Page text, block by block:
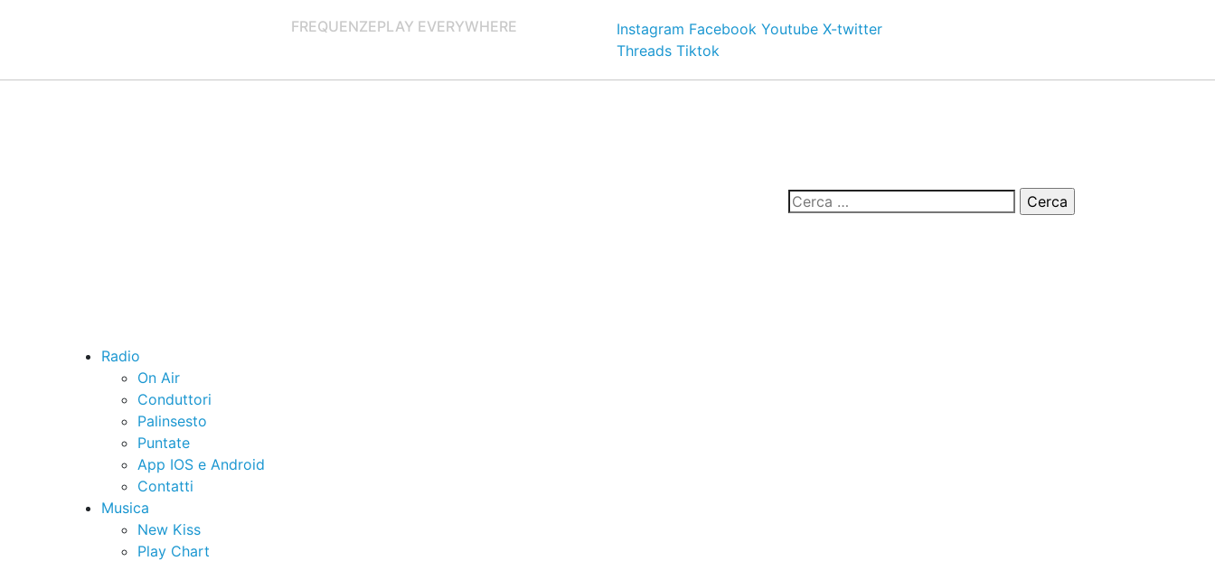
FREQUENZEPLAY EVERYWHERE Instagram Facebook Youtube X-twitter
Threads Tiktok
Radio
On Air
Conduttori
Palinsesto
Puntate
App IOS e Android
Contatti
Musica
New Kiss
Play Chart